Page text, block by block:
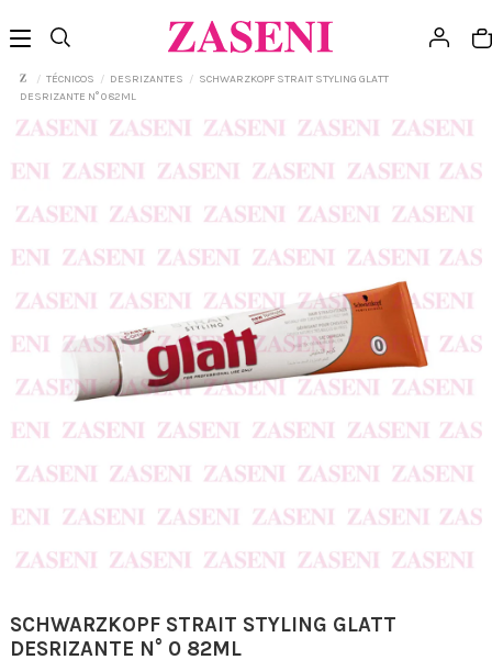
TÉCNICOS DESRIZANTES
SCHWARZKOPF STRAIT STYLING GLATT
DESRIZANTE N° 0 82ML
SCHWARZKOPF STRAIT STYLING GLATT
DESRIZANTE N° 0 82ML